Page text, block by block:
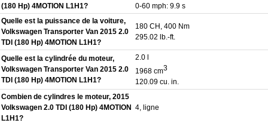
(180 Hp) 4MOTION L1H1?
0-60 mph: 9.9 s
Quelle est la puissance de la voiture,
Volkswagen Transporter Van 2015 2.0
TDI (180 Hp) 4MOTION L1H1?
180 CH, 400 Nm
295.02 lb.-ft.
Quelle est la cylindrée du moteur,
Volkswagen Transporter Van 2015 2.0
TDI (180 Hp) 4MOTION L1H1?
2.0 l
1968 cm3
120.09 cu. in.
Combien de cylindres le moteur, 2015
Volkswagen 2.0 TDI (180 Hp) 4MOTION
L1H1?
4, ligne